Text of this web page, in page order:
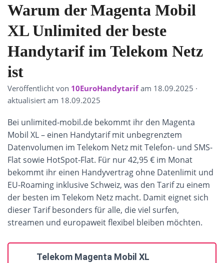
Warum der Magenta Mobil
XL Unlimited der beste
Handytarif im Telekom Netz
ist
Veröffentlicht von 10EuroHandytarifam 18.09.2025 ·
aktualisiert am 18.09.2025
Bei unlimited-mobil.de bekommt ihr den Magenta
Mobil XL – einen Handytarif mit unbegrenztem
Datenvolumen im Telekom Netz mit Telefon- und SMS-
Flat sowie HotSpot-Flat. Für nur 42,95 € im Monat
bekommt ihr einen Handyvertrag ohne Datenlimit und
EU-Roaming inklusive Schweiz, was den Tarif zu einem
der besten im Telekom Netz macht. Damit eignet sich
dieser Tarif besonders für alle, die viel surfen,
streamen und europaweit flexibel bleiben möchten.
Telekom Magenta Mobil XL